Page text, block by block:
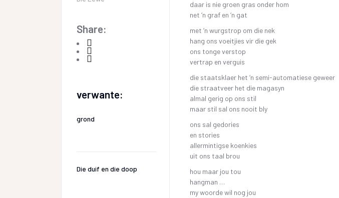
Share:
verwante:
grond
Die duif en die doop
daar is nie groen gras onder hom
net ‘n graf en ‘n gat
met ‘n wurgstrop om die nek
hang ons voeitjies vir die gek
ons tonge verstop
vertrap en verguis
die staatsklaer het ‘n semi-automatiese geweer
die straatveer het die magasyn
almal gerig op ons stil
maar stil sal ons nooit bly
ons sal gedories
en stories
allermintigse koenkies
uit ons taal brou
hou maar jou tou
hangman …
my woorde wil nog jou